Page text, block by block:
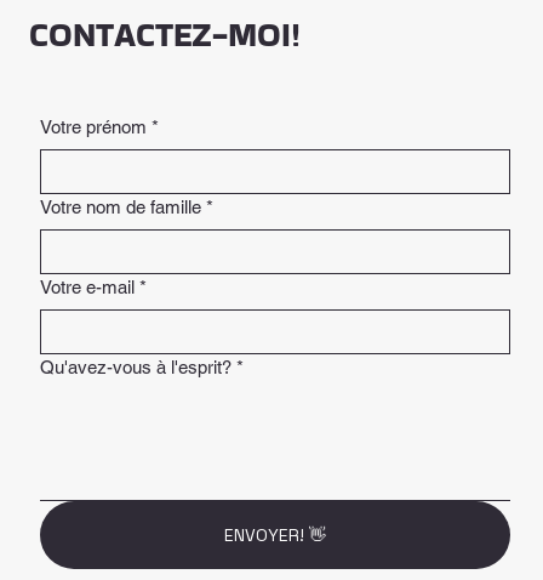
CONTACTEZ-MOI!
Votre prénom *
Votre nom de famille *
Votre e-mail *
Qu'avez-vous à l'esprit? *
ENVOYER! 👋